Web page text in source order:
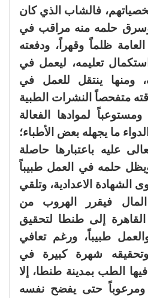
فالشاب الذي كان
حلمه منه مراقب في
العامة ظلماً وقهراً، ودفعته
تعليمه، ليعمل في
ومنها ينتقل للعمل في
متفحصاً النشرات الطبية
لموادها الفعالة
ما يجهله بعض الأطباء؛
عليه باعتبارها حاصلة
حلمه في العمل طبيباً
الشهادة الاعدادية، وتلقي
فيقرر الهروب من
إلى طنطا لتحقيق
طبيباً، ورغم تعافي
وتحقيقه شهرة كبيرة في
الطب بمدينة طنطا، إلا
ومرعوباً حتى يفضح نفسه